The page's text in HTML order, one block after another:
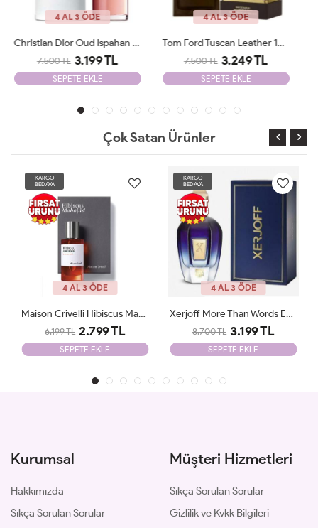
4 AL 3 ÖDE
Tom Ford Tuscan Leather 100 Ml JLT
7.500 TL 3.249 TL
SEPETE EKLE
4 AL 3 ÖDE
10.000 TL 4.100 TL
SEPETE EKLE
Çok Satan Ürünler
KARGO
BEDAVA
4 AL 3 ÖDE
Xerjoff More Than Words EDP 100 Ml Parfüm ARC JLT Unisex
8.700 TL 3.199 TL
SEPETE EKLE
KARGO
BEDAVA
4 AL 3 ÖDE
Vanilla Powder MATİERE PREMİERE 100ml JLT
8.700 TL 2.780 TL
SEPETE EKLE
Kurumsal
Hakkımızda
Sıkça Sorulan Sorular
Müşteri Hizmetleri
Sıkça Sorulan Sorular
Gizlilik ve Kvkk Bilgileri